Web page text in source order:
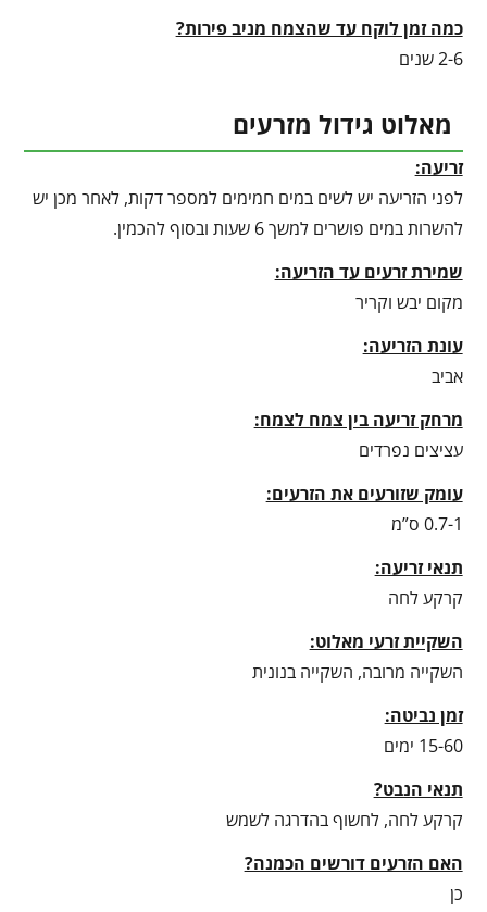
כמה זמן לוקח עד שהצמח מניב פירות?
2-6 שנים
מאלוט גידול מזרעים
זריעה:
לפני הזריעה יש לשים במים חמימים למספר דקות, לאחר מכן יש
להשרות במים פושרים למשך 6 שעות ובסוף להכמין.
שמירת זרעים עד הזריעה:
מקום יבש וקריר
עונת הזריעה:
אביב
מרחק זריעה בין צמח לצמח:
עציצים נפרדים
עומק שזורעים את הזרעים:
0.7-1 ס”מ
תנאי זריעה:
קרקע לחה
השקיית זרעי מאלוט:
השקייה מרובה, השקייה בנונית
זמן נביטה:
15-60 ימים
תנאי הנבט?
קרקע לחה, לחשוף בהדרגה לשמש
האם הזרעים דורשים הכמנה?
כן